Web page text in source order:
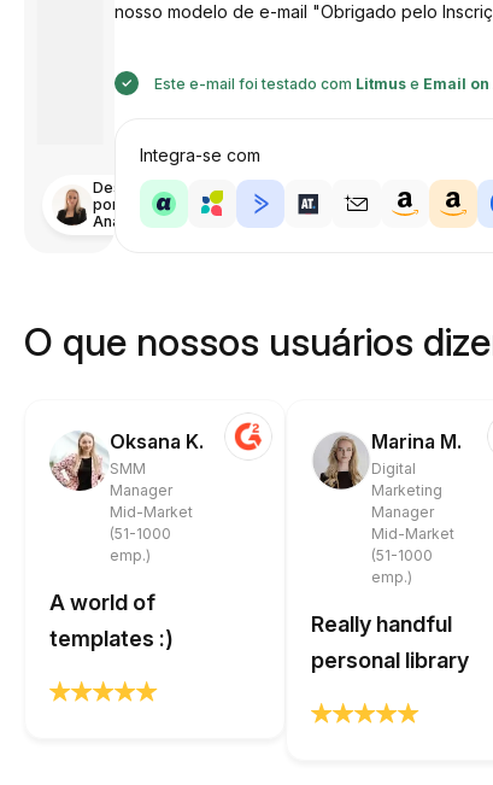
Desenhado
por
Anastasiia
nosso modelo de e-mail "Obrigado pelo
Este e-mail foi testado com Litmus e Email on
Integra-se com
O que nossos usuários
Oksana K.
SMM
Manager
Mid-Market
(51-1000
emp.)
A world of
templates :)
Marina M.
Digital
Marketing
Manager
Mid-Market
(51-1000
emp.)
Really handful
personal library